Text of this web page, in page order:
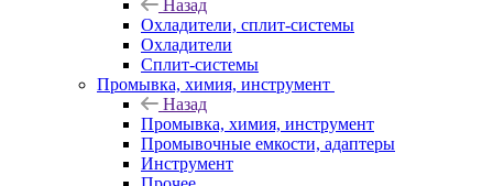
Назад
Охладители, сплит-системы
Охладители
Сплит-системы
Промывка, химия, инструмент
Назад
Промывка, химия, инструмент
Промывочные емкости, адаптеры
Инструмент